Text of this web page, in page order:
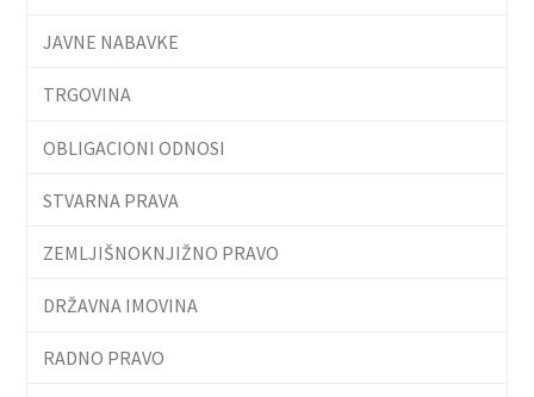
JAVNE NABAVKE
TRGOVINA
OBLIGACIONI ODNOSI
STVARNA PRAVA
ZEMLJIŠNOKNJIŽNO PRAVO
DRŽAVNA IMOVINA
RADNO PRAVO